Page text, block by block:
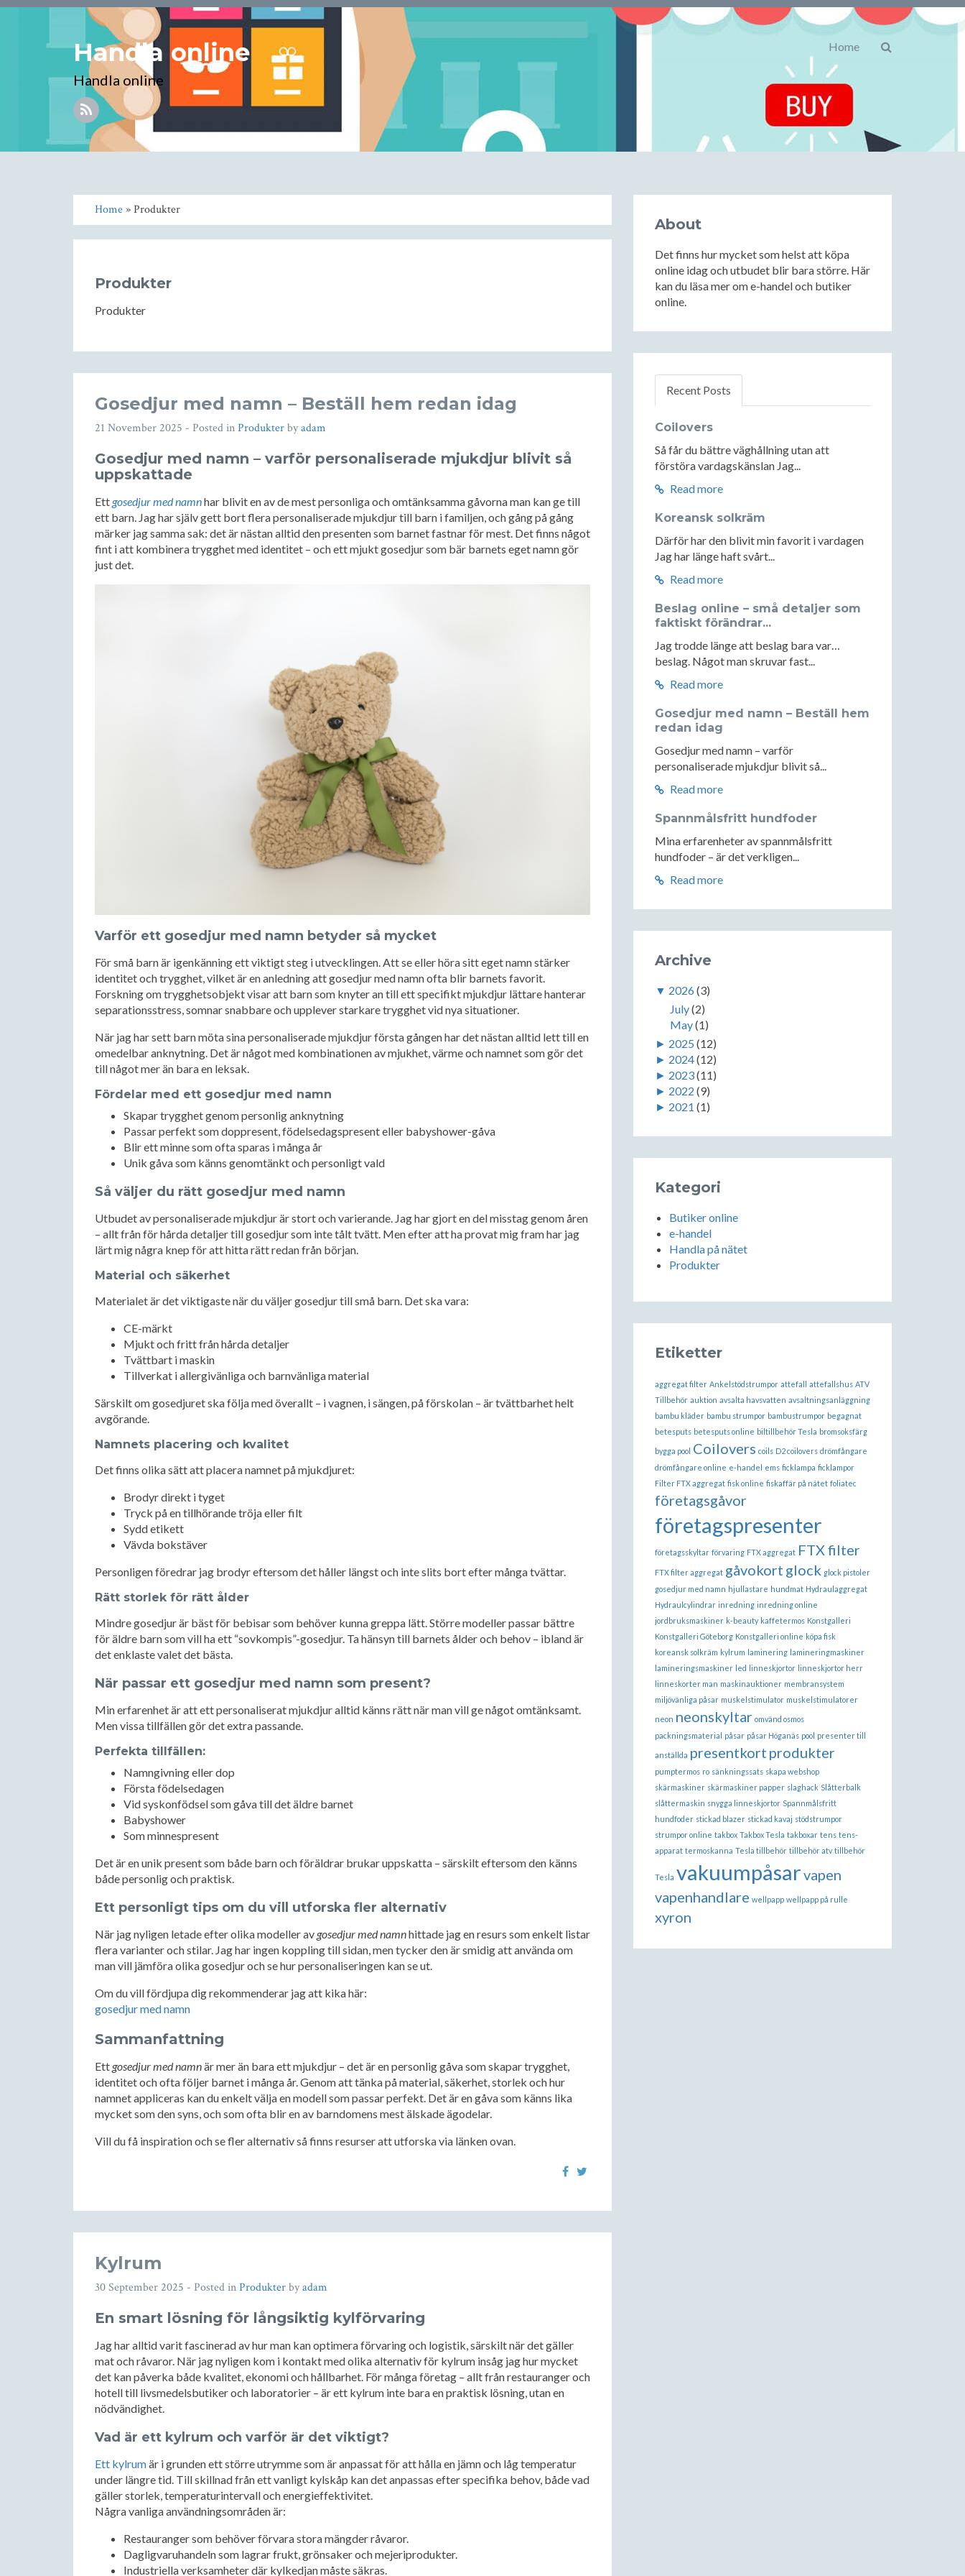
Handla online
Handla online
Home
Home» Produkter
Produkter
Produkter
Gosedjur med namn – Beställ hem redan idag
21 November 2025 - Posted inProdukterbyadam
Gosedjur med namn – varför personaliserade mjukdjur blivit så
uppskattade
Ett gosedjur med namnhar blivit en av de mest personliga och omtänksamma gåvorna man kan ge till
ett barn. Jag har själv gett bort flera personaliserade mjukdjur till barn i familjen, och gång på gång
märker jag samma sak: det är nästan alltid den presenten som barnet fastnar för mest. Det finns något
fint i att kombinera trygghet med identitet – och ett mjukt gosedjur som bär barnets eget namn gör
just det.
Varför ett gosedjur med namn betyder så mycket
För små barn är igenkänning ett viktigt steg i utvecklingen. Att se eller höra sitt eget namn stärker
identitet och trygghet, vilket är en anledning att gosedjur med namn ofta blir barnets favorit.
Forskning om trygghetsobjekt visar att barn som knyter an till ett specifikt mjukdjur lättare hanterar
separationsstress, somnar snabbare och upplever starkare trygghet vid nya situationer.
När jag har sett barn möta sina personaliserade mjukdjur första gången har det nästan alltid lett till en
omedelbar anknytning. Det är något med kombinationen av mjukhet, värme och namnet som gör det
till något mer än bara en leksak.
Fördelar med ett gosedjur med namn
Skapar trygghet genom personlig anknytning
Passar perfekt som doppresent, födelsedagspresent eller babyshower-gåva
Blir ett minne som ofta sparas i många år
Unik gåva som känns genomtänkt och personligt vald
Så väljer du rätt gosedjur med namn
Utbudet av personaliserade mjukdjur är stort och varierande. Jag har gjort en del misstag genom åren
– allt från för hårda detaljer till gosedjur som inte tålt tvätt. Men efter att ha provat mig fram har jag
lärt mig några knep för att hitta rätt redan från början.
Material och säkerhet
Materialet är det viktigaste när du väljer gosedjur till små barn. Det ska vara:
CE-märkt
Mjukt och fritt från hårda detaljer
Tvättbart i maskin
Tillverkat i allergivänliga och barnvänliga material
Särskilt om gosedjuret ska följa med överallt – i vagnen, i sängen, på förskolan – är tvättbarhet helt
avgörande.
Namnets placering och kvalitet
Det finns olika sätt att placera namnet på mjukdjuret:
Brodyr direkt i tyget
Tryck på en tillhörande tröja eller filt
Sydd etikett
Vävda bokstäver
Personligen föredrar jag brodyr eftersom det håller längst och inte slits bort efter många tvättar.
Rätt storlek för rätt ålder
Mindre gosedjur är bäst för bebisar som behöver kunna greppa lätt. Större modeller passar bättre
för äldre barn som vill ha ett “sovkompis”-gosedjur. Ta hänsyn till barnets ålder och behov – ibland är
det enklaste valet det bästa.
När passar ett gosedjur med namn som present?
Min erfarenhet är att ett personaliserat mjukdjur alltid känns rätt när man vill ge något omtänksamt.
Men vissa tillfällen gör det extra passande.
Perfekta tillfällen:
Namngivning eller dop
Första födelsedagen
Vid syskonfödsel som gåva till det äldre barnet
Babyshower
Som minnespresent
Det är en unik present som både barn och föräldrar brukar uppskatta – särskilt eftersom den känns
både personlig och praktisk.
Ett personligt tips om du vill utforska fler alternativ
När jag nyligen letade efter olika modeller av gosedjur med namnhittade jag en resurs som enkelt listar
flera varianter och stilar. Jag har ingen koppling till sidan, men tycker den är smidig att använda om
man vill jämföra olika gosedjur och se hur personaliseringen kan se ut.
Om du vill fördjupa dig rekommenderar jag att kika här:
gosedjur med namn
Sammanfattning
Ett gosedjur med namnär mer än bara ett mjukdjur – det är en personlig gåva som skapar trygghet,
identitet och ofta följer barnet i många år. Genom att tänka på material, säkerhet, storlek och hur
namnet appliceras kan du enkelt välja en modell som passar perfekt. Det är en gåva som känns lika
mycket som den syns, och som ofta blir en av barndomens mest älskade ägodelar.
Vill du få inspiration och se fler alternativ så finns resurser att utforska via länken ovan.
Kylrum
30 September 2025 - Posted inProdukterbyadam
En smart lösning för långsiktig kylförvaring
Jag har alltid varit fascinerad av hur man kan optimera förvaring och logistik, särskilt när det gäller
mat och råvaror. När jag nyligen kom i kontakt med olika alternativ för kylrum insåg jag hur mycket
det kan påverka både kvalitet, ekonomi och hållbarhet. För många företag – allt från restauranger och
hotell till livsmedelsbutiker och laboratorier – är ett kylrum inte bara en praktisk lösning, utan en
nödvändighet.
Vad är ett kylrum och varför är det viktigt?
Ett kylrumär i grunden ett större utrymme som är anpassat för att hålla en jämn och låg temperatur
under längre tid. Till skillnad från ett vanligt kylskåp kan det anpassas efter specifika behov, både vad
gäller storlek, temperaturintervall och energieffektivitet.
Några vanliga användningsområden är:
Restauranger som behöver förvara stora mängder råvaror.
Dagligvaruhandeln som lagrar frukt, grönsaker och mejeriprodukter.
Industriella verksamheter där kylkedjan måste säkras.
About
Det finns hur mycket som helst att köpa
online idag och utbudet blir bara större. Här
kan du läsa mer om e-handel och butiker
online.
Recent Posts
Coilovers
Så får du bättre väghållning utan att
förstöra vardagskänslan Jag...
Read more
Koreansk solkräm
Därför har den blivit min favorit i vardagen
Jag har länge haft svårt...
Read more
Beslag online – små detaljer som
faktiskt förändrar...
Jag trodde länge att beslag bara var…
beslag. Något man skruvar fast...
Read more
Gosedjur med namn – Beställ hem
redan idag
Gosedjur med namn – varför
personaliserade mjukdjur blivit så...
Read more
Spannmålsfritt hundfoder
Mina erfarenheter av spannmålsfritt
hundfoder – är det verkligen...
Read more
Archive
▼ 2026(3)
July(2)
May(1)
► 2025 (12)
► 2024(12)
► 2023(11)
► 2022 (9)
► 2021 (1)
Kategori
Butiker online
e-handel
Handla på nätet
Produkter
Etiketter
aggregat filter Ankelstödstrumpor attefall attefallshus ATV
Tillbehör auktion avsalta havsvatten avsaltningsanläggning
bambu kläder bambu strumpor bambustrumpor begagnat
betesputs betesputs online biltillbehör Tesla bromsoksfärg
bygga pool Coilovers coils D2 coilovers drömfångare
drömfångare online e-handel ems ficklampa ficklampor
Filter FTX aggregat fisk online fiskaffär på nätet foliatec
företagsgåvor
företagspresenter
företagsskyltar förvaring FTX aggregat FTX filter
FTX filter aggregat gåvokort glock glock pistoler
gosedjur med namn hjullastare hundmat Hydraulaggregat
Hydraulcylindrar inredning inredning online
jordbruksmaskiner k-beauty kaffetermos Konstgalleri
Konstgalleri Göteborg Konstgalleri online köpa fisk
koreansk solkräm kylrum laminering lamineringmaskiner
lamineringsmaskiner led linneskjortor linneskjortor herr
linneskorter man maskinauktioner membransystem
miljövänliga påsar muskelstimulator muskelstimulatorer
neon neonskyltar omvänd osmos
packningsmaterial påsar påsar Höganäs pool presenter till
anställda presentkort produkter
pumptermos ro sänkningssats skapa webshop
skärmaskiner skärmaskiner papper slaghack Slåtterbalk
slåttermaskin snygga linneskjortor Spannmålsfritt
hundfoder stickad blazer stickad kavaj stödstrumpor
strumpor online takbox Takbox Tesla takboxar tens tens-
apparat termoskanna Tesla tillbehör tillbehör atv tillbehör
Tesla vakuumpåsarvapen
vapenhandlare wellpapp wellpapp på rulle
xyron